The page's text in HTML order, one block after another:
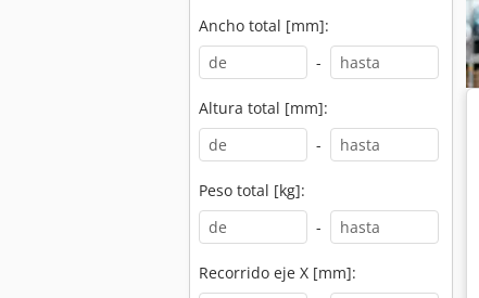
Ancho total [mm]:
-
Altura total [mm]:
-
Peso total [kg]:
-
Recorrido eje X [mm]: